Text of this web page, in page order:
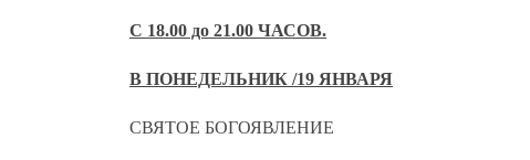
С 18.00 до 21.00 ЧАСОВ.
В ПОНЕДЕЛЬНИК /19 ЯНВАРЯ
СВЯТОЕ БОГОЯВЛЕНИЕ